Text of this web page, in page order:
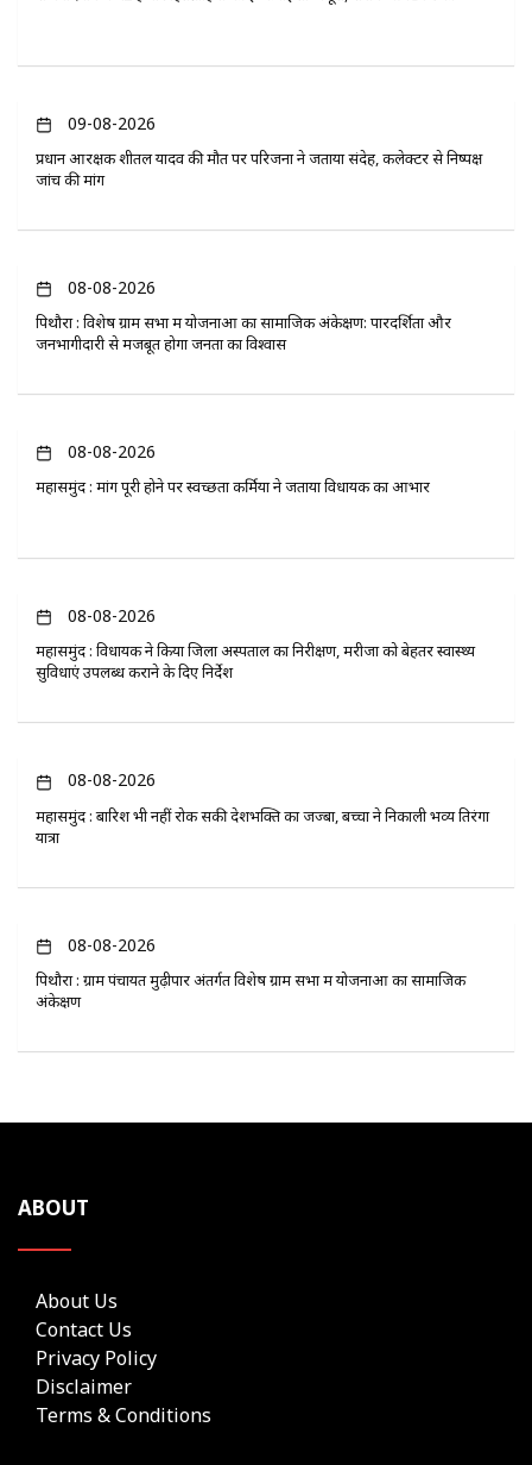
09-08-2026
प्रधान आरक्षक शीतल यादव की मौत पर परिजनों ने जताया संदेह, कलेक्टर से निष्पक्ष
जांच की मांग
08-08-2026
पिथौरा : विशेष ग्राम सभा में योजनाओं का सामाजिक अंकेक्षण: पारदर्शिता और
जनभागीदारी से मजबूत होगा जनता का विश्वास
08-08-2026
महासमुंद : मांग पूरी होने पर स्वच्छता कर्मियों ने जताया विधायक का आभार
08-08-2026
महासमुंद : विधायक ने किया जिला अस्पताल का निरीक्षण, मरीजों को बेहतर स्वास्थ्य
सुविधाएं उपलब्ध कराने के दिए निर्देश
08-08-2026
महासमुंद : बारिश भी नहीं रोक सकी देशभक्ति का जज्बा, बच्चों ने निकाली भव्य तिरंगा
यात्रा
08-08-2026
पिथौरा : ग्राम पंचायत मुढ़ीपार अंतर्गत विशेष ग्राम सभा में योजनाओं का सामाजिक
अंकेक्षण
ABOUT
About Us
Contact Us
Privacy Policy
Disclaimer
Terms & Conditions